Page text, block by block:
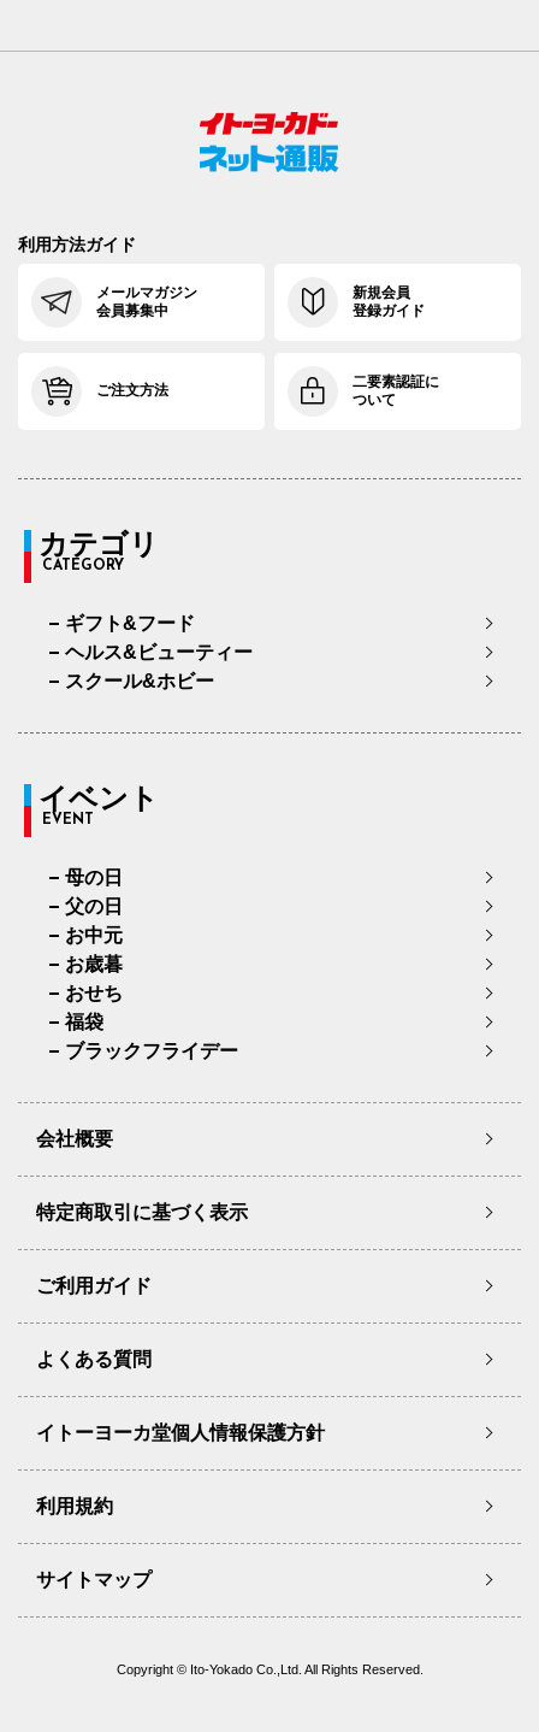
利用方法ガイド
メールマガジン
会員募集中
新規会員
登録ガイド
ご注文方法
二要素認証に
ついて
カテゴリ
CATEGORY
ギフト&フード
ヘルス&ビューティー
スクール&ホビー
イベント
EVENT
母の日
父の日
お中元
お歳暮
おせち
福袋
ブラックフライデー
会社概要
特定商取引に基づく表示
ご利用ガイド
よくある質問
イトーヨーカ堂個人情報保護方針
利用規約
サイトマップ
Copyright © Ito-Yokado Co.,Ltd. All Rights Reserved.